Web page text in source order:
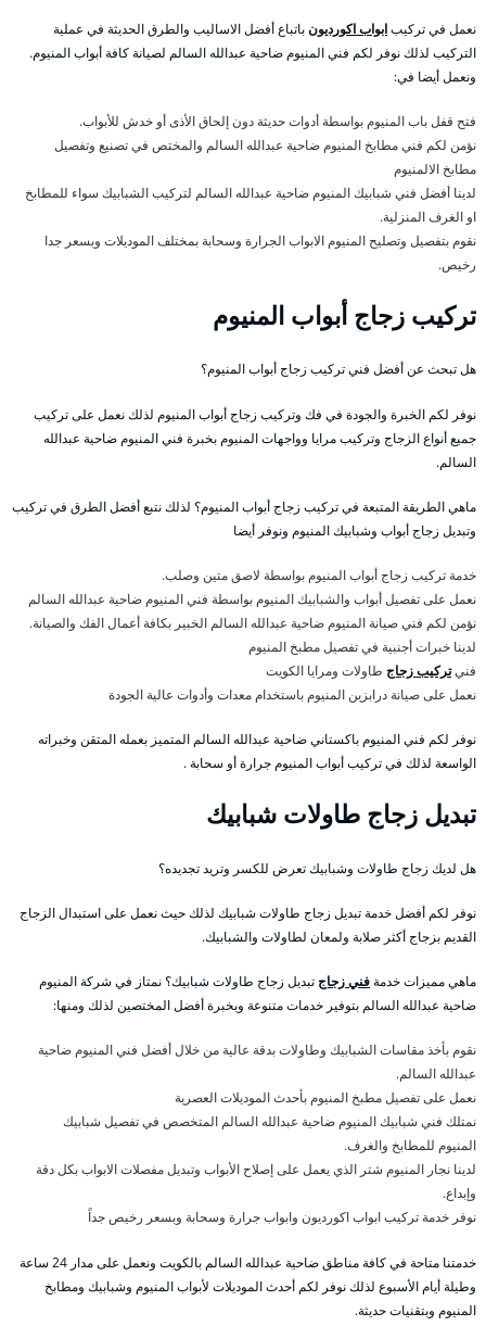
نعمل في تركيبابواب اكورديونباتباع أفضل الاساليب والطرق الحديثة في عملية
التركيب لذلك نوفر لكم فني المنيوم ضاحية عبدالله السالم لصيانة كافة أبواب المنيوم.
ونعمل أيضا في:
فتح قفل باب المنيوم بواسطة أدوات حديثة دون إلحاق الأذى أو خدش للأبواب.
نؤمن لكم فني مطابخ المنيوم ضاحية عبدالله السالم والمختص في تصنيع وتفصيل
مطابخ الالمنيوم
لدينا أفضل فني شبابيك المنيوم ضاحية عبدالله السالم لتركيب الشبابيك سواء للمطابخ
او الغرف المنزلية.
نقوم بتفصيل وتصليح المنيوم الابواب الجرارة وسحابة بمختلف الموديلات وبسعر جدا
رخيص.
تركيب زجاج أبواب المنيوم
هل تبحث عن أفضل فني تركيب زجاج أبواب المنيوم؟
نوفر لكم الخبرة والجودة في فك وتركيب زجاج أبواب المنيوم لذلك نعمل على تركيب
جميع أنواع الزجاج وتركيب مرايا وواجهات المنيوم بخبرة فني المنيوم ضاحية عبدالله
السالم.
ماهي الطريقة المتبعة في تركيب زجاج أبواب المنيوم؟ لذلك نتبع أفضل الطرق في تركيب
وتبديل زجاج أبواب وشبابيك المنيوم ونوفر أيضا
خدمة تركيب زجاج أبواب المنيوم بواسطة لاصق متين وصلب.
نعمل على تفصيل أبواب والشبابيك المنيوم بواسطة فني المنيوم ضاحية عبدالله السالم
نؤمن لكم فني صيانة المنيوم ضاحية عبدالله السالم الخبير بكافة أعمال الفك والصيانة.
لدينا خبرات أجنبية في تفصيل مطبخ المنيوم
فنيتركيب زجاج طاولات ومرايا الكويت
نعمل على صيانة درابزين المنيوم باستخدام معدات وأدوات عالية الجودة
نوفر لكم فني المنيوم باكستاني ضاحية عبدالله السالم المتميز بعمله المتقن وخبراته
الواسعة لذلك في تركيب أبواب المنيوم جرارة أو سحابة .
تبديل زجاج طاولات شبابيك
هل لديك زجاج طاولات وشبابيك تعرض للكسر وتريد تجديده؟
نوفر لكم أفضل خدمة تبديل زجاج طاولات شبابيك لذلك حيث نعمل على استبدال الزجاج
القديم بزجاج أكثر صلابة ولمعان لطاولات والشبابيك.
ماهي مميزات خدمةفني زجاج تبديل زجاج طاولات شبابيك؟ نمتاز في شركة المنيوم
ضاحية عبدالله السالم بتوفير خدمات متنوعة وبخبرة أفضل المختصين لذلك ومنها:
نقوم بأخذ مقاسات الشبابيك وطاولات بدقة عالية من خلال أفضل فني المنيوم ضاحية
عبدالله السالم.
نعمل على تفصيل مطبخ المنيوم بأحدث الموديلات العصرية
نمتلك فني شبابيك المنيوم ضاحية عبدالله السالم المتخصص في تفصيل شبابيك
المنيوم للمطابخ والغرف.
لدينا نجار المنيوم شتر الذي يعمل على إصلاح الأبواب وتبديل مفصلات الابواب بكل دقة
وإبداع.
نوفر خدمة تركيب ابواب اكورديون وابواب جرارة وسحابة وبسعر رخيص جداً
خدمتنا متاحة في كافة مناطق ضاحية عبدالله السالم بالكويت ونعمل على مدار 24 ساعة
وطيلة أيام الأسبوع لذلك نوفر لكم أحدث الموديلات لأبواب المنيوم وشبابيك ومطابخ
المنيوم وبتقنيات حديثة.